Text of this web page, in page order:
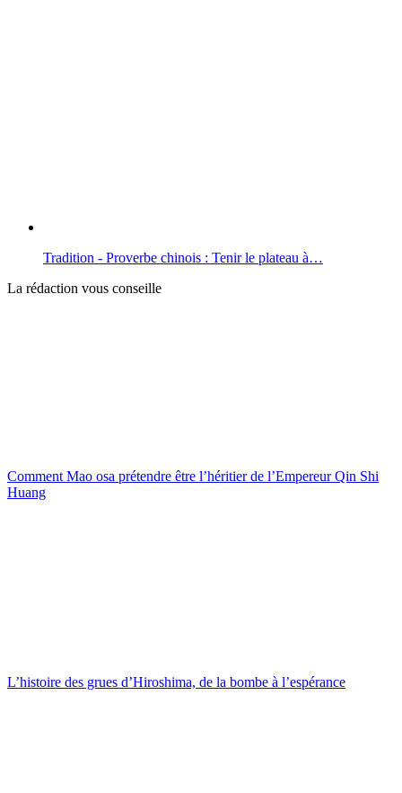
Tradition - Proverbe chinois : Tenir le plateau à…
La rédaction vous conseille
Comment Mao osa prétendre être l’héritier de l’Empereur Qin Shi
Huang
L’histoire des grues d’Hiroshima, de la bombe à l’espérance